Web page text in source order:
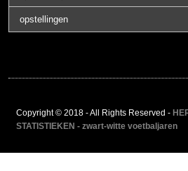
opstellingen
Copyright © 2018 - All Rights Reserved -
STATISTIEKEN - zwart-witte voetbaljaren